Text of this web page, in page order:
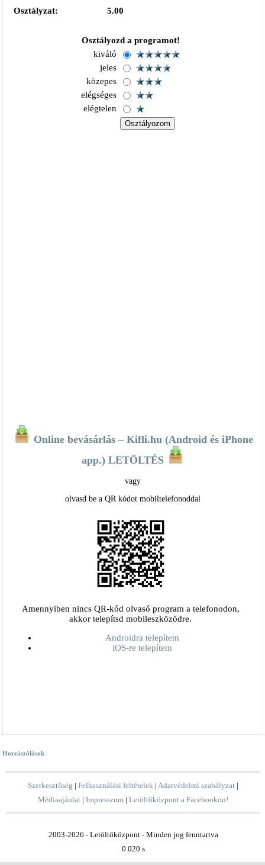
Osztályzat:
5.00
Osztályozd a programot!
kiváló
jeles
közepes
elégséges
elégtelen
Online bevásárlás – Kifli.hu (Android és iPhone
app.) LETÖLTÉS
vagy
olvasd be a QR kódot mobiltelefonoddal
Amennyiben nincs QR-kód olvasó program a telefonodon,
akkor telepítsd mobileszközödre.
Androidra telepítem
iOS-re telepítem
Hozzászólások
Szerkesztőség |Felhasználási feltételek |Adatvédelmi szabályzat |
Médiaajánlat |Impresszum |Letöltőközpont a Facebookon!
2003-2026 - Letöltőközpont - Minden jog fenntartva
0.020 s